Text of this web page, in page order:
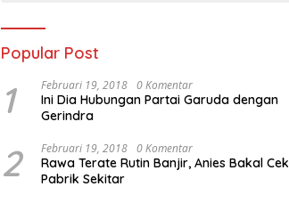
Popular Post
1 Februari 19, 2018 0 Komentar
Ini Dia Hubungan Partai Garuda dengan
Gerindra
2 Februari 19, 2018 0 Komentar
Rawa Terate Rutin Banjir, Anies Bakal Cek
Pabrik Sekitar